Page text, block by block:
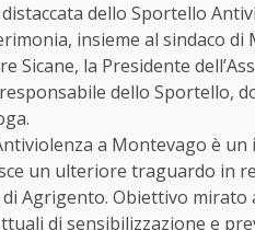
dello Sportello
insieme al sindaco
Sicane, la Presidente
dello Sportello,
a Montevago è
un ulteriore traguardo in
Agrigento. Obiettivo mirato
di sensibilizzazione e